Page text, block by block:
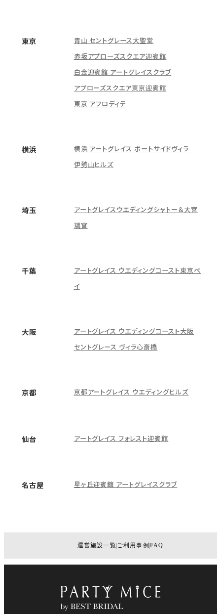
東京
青山 セントグレース大聖堂
赤坂アプローズスクエア迎賓館
白金迎賓館 アートグレイスクラブ
アプローズスクエア東京迎賓館
東京 アフロディテ
横浜
横浜 アートグレイス ポートサイドヴィラ
伊勢山ヒルズ
埼玉
アートグレイスウエディングシャトー＆大宮
璃宮
千葉
アートグレイス ウエディングコースト東京ベ
イ
大阪
アートグレイス ウエディングコースト大阪
セントグレース ヴィラ心斎橋
京都 京都アートグレイス ウエディングヒルズ
仙台 アートグレイス フォレスト迎賓館
名古屋 星ヶ丘迎賓館 アートグレイスクラブ
運営施設一覧 ご利用事例 FAQ